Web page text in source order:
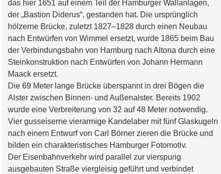
das hier 1651 auf einem Teil der Hamburger Wallanlagen,
der „Bastion Diderus“, gestanden hat. Die ursprünglich
hölzerne Brücke, zuletzt 1827–1828 durch einen Neubau
nach Entwürfen von Wimmel ersetzt, wurde 1865 beim Bau
der Verbindungsbahn von Hamburg nach Altona durch eine
Steinkonstruktion nach Entwürfen von Johann Hermann
Maack ersetzt.
Die 69 Meter lange Brücke überspannt in drei Bögen die
Alster zwischen Binnen- und Außenalster. Bereits 1902
wurde eine Verbreiterung von 32 auf 48 Meter notwendig.
Vier gusseiserne vierarmige Kandelaber mit fünf Glaskugeln
nach einem Entwurf von Carl Börner zieren die Brücke und
bilden ein charakteristisches Hamburger Fotomotiv.
Der Eisenbahnverkehr wird parallel zur vierspurig
ausgebauten Straße viergleisig geführt und verbindet